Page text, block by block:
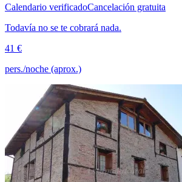
Calendario verificadoCancelación gratuita
Todavía no se te cobrará nada.
41 €
pers./noche (aprox.)